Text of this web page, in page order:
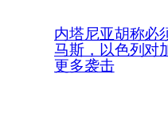
内塔尼亚胡称必
马斯，以色列对
更多袭击